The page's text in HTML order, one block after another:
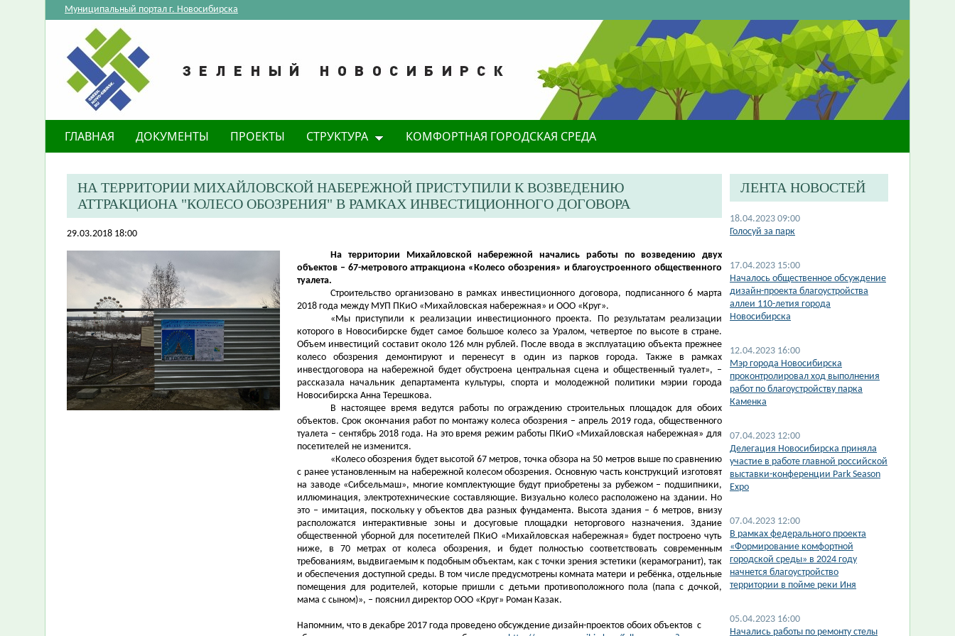
Муниципальный портал г. Новосибирска
ГЛАВНАЯ ДОКУМЕНТЫ ПРОЕКТЫ СТРУКТУРА КОМФОРТНАЯ ГОРОДСКАЯ СРЕДА
НА ТЕРРИТОРИИ МИХАЙЛОВСКОЙ НАБЕРЕЖНОЙ ПРИСТУПИЛИ К ВОЗВЕДЕНИЮ
АТТРАКЦИОНА "КОЛЕСО ОБОЗРЕНИЯ" В РАМКАХ ИНВЕСТИЦИОННОГО ДОГОВОРА
29.03.2018 18:00
На территории Михайловской набережной начались работы по возведению двух
объектов – 67-метрового аттракциона «Колесо обозрения» и благоустроенного общественного
туалета.
Строительство организовано в рамках инвестиционного договора, подписанного 6 марта
2018 года между МУП ПКиО «Михайловская набережная» и ООО «Круг».
«Мы приступили к реализации инвестиционного проекта. По результатам реализации
которого в Новосибирске будет самое большое колесо за Уралом, четвертое по высоте в стране.
Объем инвестиций составит около 126 млн рублей. После ввода в эксплуатацию объекта прежнее
колесо обозрения демонтируют и перенесут в один из парков города. Также в рамках
инвестдоговора на набережной будет обустроена центральная сцена и общественный туалет», –
рассказала начальник департамента культуры, спорта и молодежной политики мэрии города
Новосибирска Анна Терешкова.
В настоящее время ведутся работы по ограждению строительных площадок для обоих
объектов. Срок окончания работ по монтажу колеса обозрения – апрель 2019 года, общественного
туалета – сентябрь 2018 года. На это время режим работы ПКиО «Михайловская набережная» для
посетителей не изменится.
«Колесо обозрения будет высотой 67 метров, точка обзора на 50 метров выше по сравнению
с ранее установленным на набережной колесом обозрения. Основную часть конструкций изготовят
на заводе «Сибсельмаш», многие комплектующие будут приобретены за рубежом – подшипники,
иллюминация, электротехнические составляющие. Визуально колесо расположено на здании. Но
это – имитация, поскольку у объектов два разных фундамента. Высота здания – 6 метров, внизу
расположатся интерактивные зоны и досуговые площадки неторгового назначения. Здание
общественной уборной для посетителей ПКиО «Михайловская набережная» будет построено чуть
ниже, в 70 метрах от колеса обозрения, и будет полностью соответствовать современным
требованиям, выдвигаемым к подобным объектам, как с точки зрения эстетики (керамогранит), так
и обеспечения доступной среды. В том числе предусмотрены комната матери и ребёнка, отдельные
помещения для родителей, которые пришли с детьми противоположного пола (папа с дочкой,
мама с сыном)», – пояснил директор ООО «Круг» Роман Казак.
Напомним, что в декабре 2017 года проведено обсуждение дизайн-проектов обоих объектов с
ЛЕНТА НОВОСТЕЙ
18.04.2023 09:00
​Голосуй за парк
17.04.2023 15:00
Началось общественное обсуждение
дизайн-проекта благоустройства
аллеи 110-летия города
Новосибирска
12.04.2023 16:00
Мэр города Новосибирска
проконтролировал ход выполнения
работ по благоустройству парка
Каменка
07.04.2023 12:00
Делегация Новосибирска приняла
участие в работе главной российской
выставки-конференции Park Season
Expo
07.04.2023 12:00
В рамках федерального проекта
«Формирование комфортной
городской среды» в 2024 году
начнется благоустройство
территории в пойме реки Иня
05.04.2023 16:00
Начались работы по ремонту стелы